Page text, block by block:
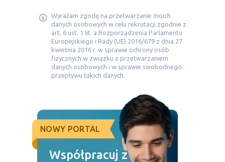
Wyrażam zgodę na przetwarzanie moich
danych osobowych w celu rekrutacji zgodnie z
art. 6 ust. 1 lit. a Rozporządzenia Parlamentu
Europejskiego i Rady (UE) 2016/679 z dnia 27
kwietnia 2016 r. w sprawie ochrony osób
fizycznych w związku z przetwarzaniem
danych osobowych i w sprawie swobodnego
przepływu takich danych.
NOWY PORTAL
Współpracuj z